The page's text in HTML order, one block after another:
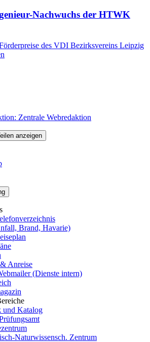
Nachwuchs der HTWK
des VDI Bezirksvereins Leipzig
Zentrale Webredaktion
anzeigen
Brand, Havarie)
Anreise
(Dienste intern)
und Katalog
Naturwissensch. Zentrum